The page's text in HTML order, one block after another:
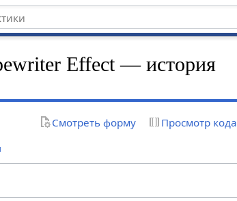
Effect — история
Смотреть форму Просмотр кода